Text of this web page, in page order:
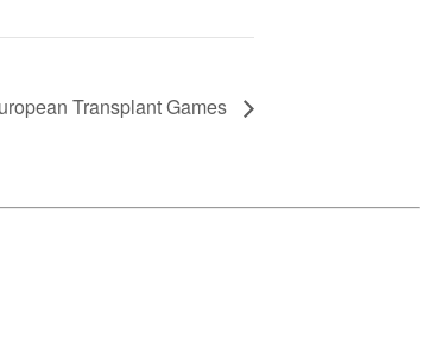
Transplant Games